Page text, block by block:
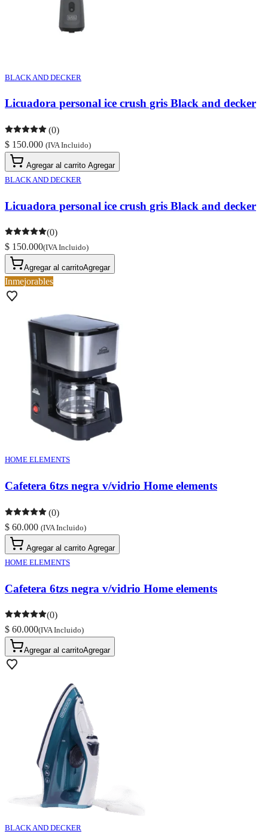
BLACK AND DECKER
Licuadora personal ice crush gris Black and decker
(0)
$ 150.000 (IVA Incluido)
Agregar al carrito Agregar
BLACK AND DECKER
Licuadora personal ice crush gris Black and decker
(0)
$ 150.000(IVA Incluido)
Agregar al carritoAgregar
Inmejorables
HOME ELEMENTS
Cafetera 6tzs negra v/vidrio Home elements
(0)
$ 60.000 (IVA Incluido)
Agregar al carrito Agregar
HOME ELEMENTS
Cafetera 6tzs negra v/vidrio Home elements
(0)
$ 60.000(IVA Incluido)
Agregar al carritoAgregar
BLACK AND DECKER